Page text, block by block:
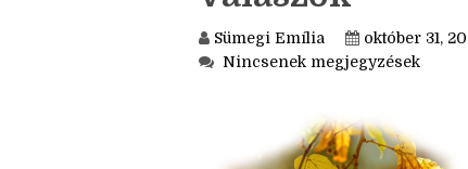
Körforgás
válaszok
október 31,
Nincsenek megjegyzések